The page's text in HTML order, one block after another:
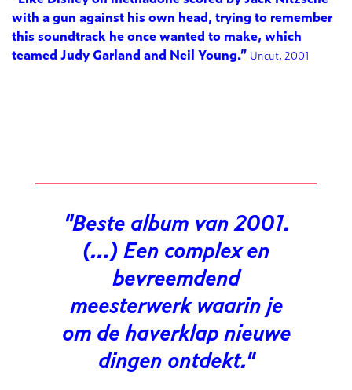
with a gun against his own head, trying to remember
this soundtrack he once wanted to make, which
teamed Judy Garland and Neil Young.” Uncut, 2001
Beste album van 2001.
(…) Een complex en
bevreemdend
meesterwerk waarin je
om de haverklap nieuwe
dingen ontdekt.